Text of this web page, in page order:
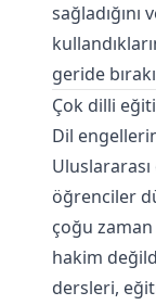
geride
Çok dilli
Dil
öğrenciler
çoğu
hakim
dersleri,